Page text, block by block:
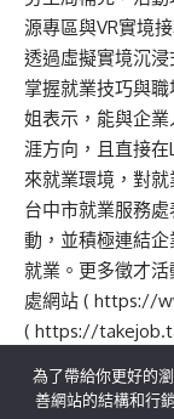
源專區與VR實境
透過虛擬實境沉
掌握就業技巧與
姐表示，能與企
涯方向，且直接
來就業環境，對
台中市就業服務
動，並積極連結
就業。更多徵才
處網站 ( https://
( https://
為了帶給你更好的
善網站的結構和行